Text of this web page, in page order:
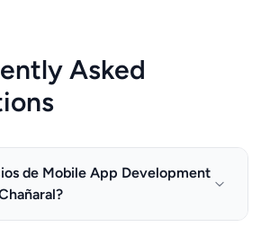
Asked
de Mobile App Development